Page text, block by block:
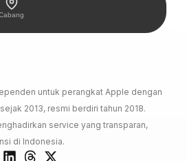
untuk perangkat Apple dengan
2013, resmi berdiri tahun 2018.
service yang transparan,
di Indonesia.